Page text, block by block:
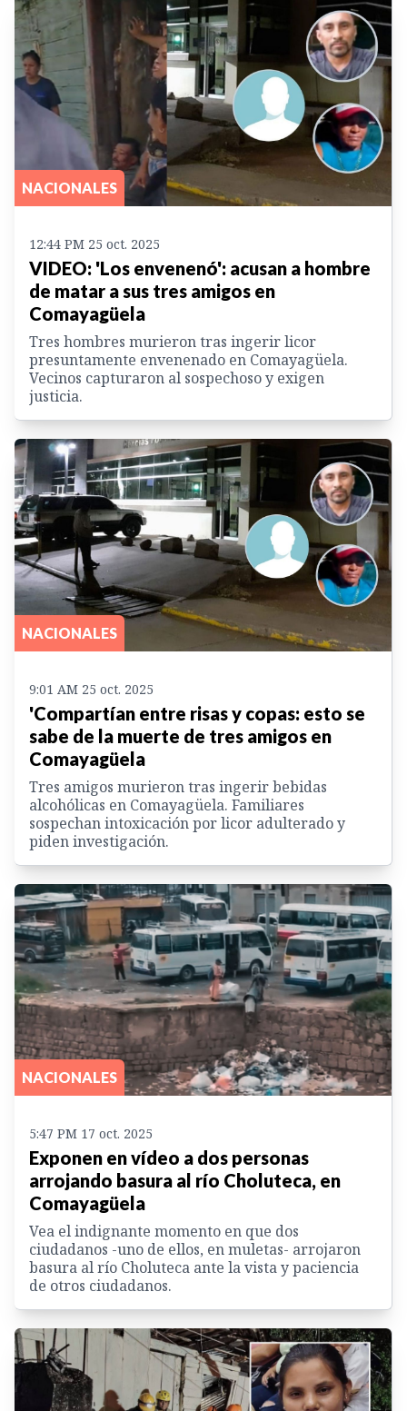
NACIONALES
12:44 PM 25 oct. 2025
VIDEO: 'Los envenenó': acusan a hombre
de matar a sus tres amigos en
Comayagüela
Tres hombres murieron tras ingerir licor
presuntamente envenenado en Comayagüela.
Vecinos capturaron al sospechoso y exigen
justicia.
NACIONALES
9:01 AM 25 oct. 2025
'Compartían entre risas y copas: esto se
sabe de la muerte de tres amigos en
Comayagüela
Tres amigos murieron tras ingerir bebidas
alcohólicas en Comayagüela. Familiares
sospechan intoxicación por licor adulterado y
piden investigación.
NACIONALES
5:47 PM 17 oct. 2025
Exponen en vídeo a dos personas
arrojando basura al río Choluteca, en
Comayagüela
Vea el indignante momento en que dos
ciudadanos -uno de ellos, en muletas- arrojaron
basura al río Choluteca ante la vista y paciencia
de otros ciudadanos.